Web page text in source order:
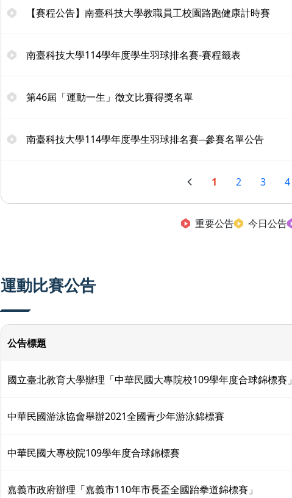
【賽程公告】南臺科技大學教職員工校園路跑健康計時賽
南臺科技大學114學年度學生羽球排名賽-賽程籤表
第46屆「運動一生」徵文比賽得獎名單
南臺科技大學114學年度學生羽球排名賽─參賽名單公告
1 2 3 4
重要公告 今日公告
運動比賽公告
公告標題
國立臺北教育大學辦理「中華民國大專院校109學年度合球錦標賽」
中華民國游泳協會舉辦2021全國青少年游泳錦標賽
中華民國大專校院109學年度合球錦標賽
嘉義市政府辦理「嘉義市110年市長盃全國跆拳道錦標賽」